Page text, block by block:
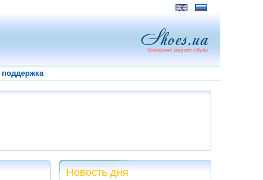
поддержка
Новость дня